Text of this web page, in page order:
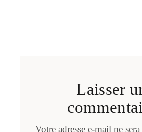
Laisser
Votre adresse e-mail ne